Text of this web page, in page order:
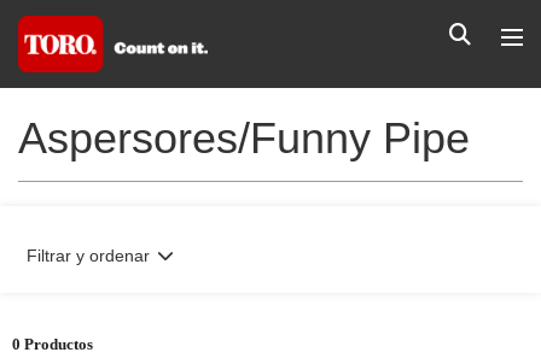
Aspersores/Funny Pipe
0 Productos
Filtrar y ordenar